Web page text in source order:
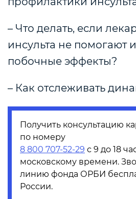
– Что делать, если
инсульта не помогают
побочные эффекты?
– Как отслеживать
Получить консультацию
по номеру
8 800 707-52-29 с 9 до 18
московскому времени.
линию фонда ОРБИ
России.